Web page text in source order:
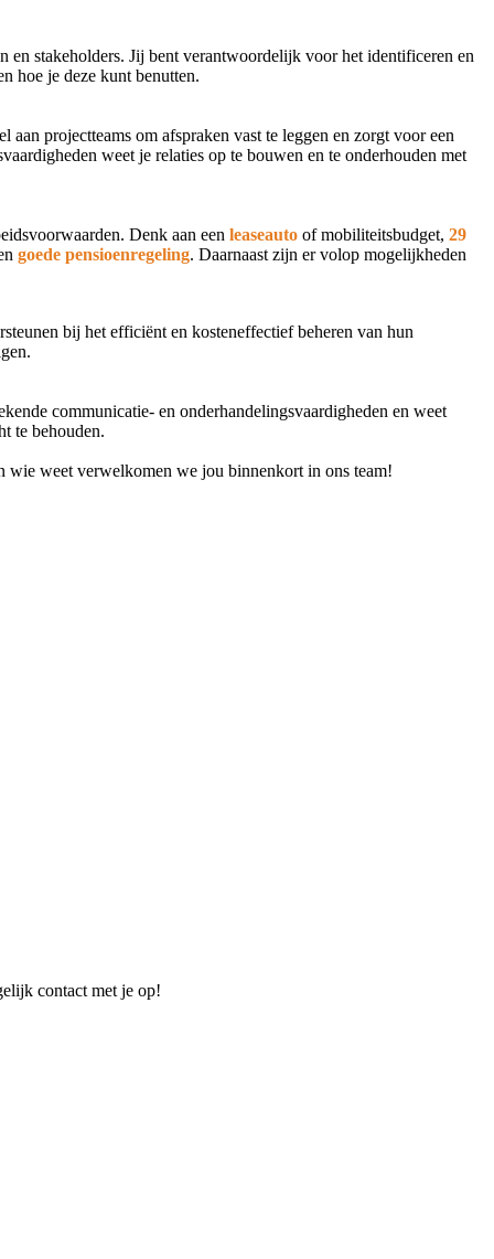
stakeholders. Jij bent verantwoordelijk voor het identificeren en
hoe je deze kunt benutten.
projectteams om afspraken vast te leggen en zorgt voor een
weet je relaties op te bouwen en te onderhouden met
Denk aan een leaseauto of mobiliteitsbudget, 29
goede pensioenregeling. Daarnaast zijn er volop mogelijkheden
bij het efficiënt en kosteneffectief beheren van hun
communicatie- en onderhandelingsvaardigheden en weet
te behouden.
wie weet verwelkomen we jou binnenkort in ons team!
contact met je op!